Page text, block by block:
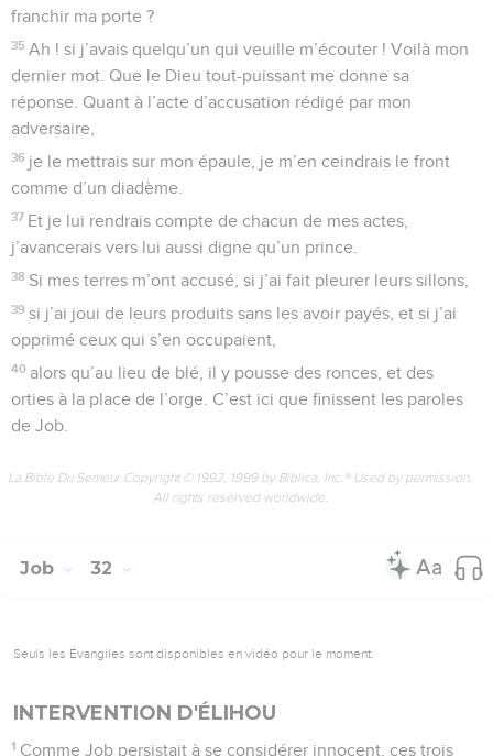
franchir ma porte ?
35 Ah ! si j’avais quelqu’un qui veuille m’écouter ! Voilà mon
dernier mot. Que le Dieu tout-puissant me donne sa
réponse. Quant à l’acte d’accusation rédigé par mon
adversaire,
36 je le mettrais sur mon épaule, je m’en ceindrais le front
comme d’un diadème.
37 Et je lui rendrais compte de chacun de mes actes,
j’avancerais vers lui aussi digne qu’un prince.
38 Si mes terres m’ont accusé, si j’ai fait pleurer leurs sillons,
39 si j’ai joui de leurs produits sans les avoir payés, et si j’ai
opprimé ceux qui s’en occupaient,
40 alors qu’au lieu de blé, il y pousse des ronces, et des
orties à la place de l’orge. C’est ici que finissent les paroles
de Job.
La Bible Du Semeur Copyright © 1992, 1999 by Biblica, Inc.® Used by permission.
All rights reserved worldwide.
Job 32
Seuls les Évangiles sont disponibles en vidéo pour le moment.
INTERVENTION D'ÉLIHOU
1 Comme Job persistait à se considérer innocent, ces trois